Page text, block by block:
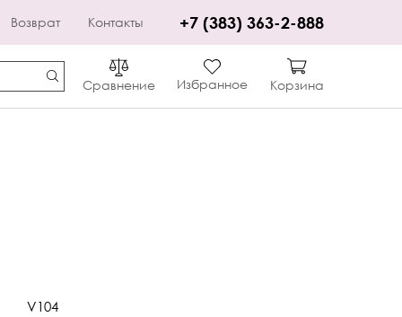
Возврат Контакты +7 (383) 363-2-888
Сравнение Избранное Корзина
V104